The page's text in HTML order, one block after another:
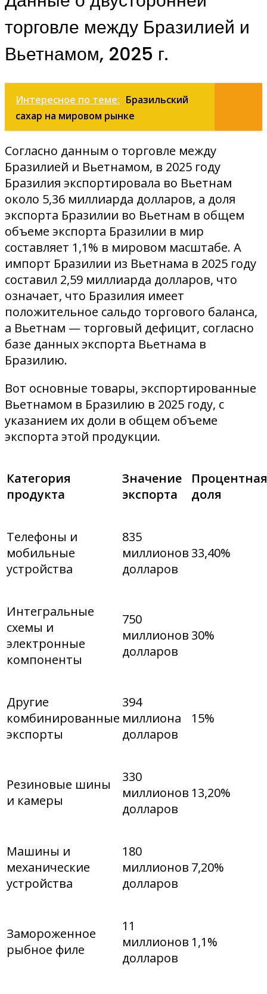
торговле между Бразилией и
Вьетнамом, 2025 г.
Интересное по теме: Бразильский
сахар на мировом рынке
Согласно данным о торговле между
Бразилией и Вьетнамом, в 2025 году
Бразилия экспортировала во Вьетнам
около 5,36 миллиарда долларов, а доля
экспорта Бразилии во Вьетнам в общем
объеме экспорта Бразилии в мир
составляет 1,1% в мировом масштабе. А
импорт Бразилии из Вьетнама в 2025 году
составил 2,59 миллиарда долларов, что
означает, что Бразилия имеет
положительное сальдо торгового баланса,
а Вьетнам — торговый дефицит, согласно
базе данных экспорта Вьетнама в
Бразилию.
Вот основные товары, экспортированные
Вьетнамом в Бразилию в 2025 году, с
указанием их доли в общем объеме
экспорта этой продукции.
Категория
продукта
Значение
экспорта
Процентная
доля
Телефоны и
мобильные
устройства
835
миллионов
долларов
33,40%
Интегральные
схемы и
электронные
компоненты
750
миллионов
долларов
30%
Другие
комбинированные
экспорты
394
миллиона
долларов
15%
Резиновые шины
и камеры
330
миллионов
долларов
13,20%
Машины и
механические
устройства
180
миллионов
долларов
7,20%
Замороженное
рыбное филе
11
миллионов
долларов
1,1%